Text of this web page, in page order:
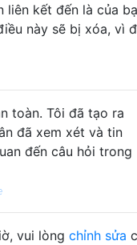
liên kết đến là của
này sẽ bị xóa, vì
toàn. Tôi đã tạo ra
đã xem xét và tin
đến câu hỏi trong
vui lòng chỉnh sửa